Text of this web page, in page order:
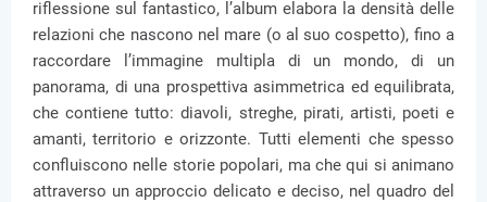
riflessione sul fantastico, l’album elabora la densità delle
relazioni che nascono nel mare (o al suo cospetto), fino a
raccordare l’immagine multipla di un mondo, di un
panorama, di una prospettiva asimmetrica ed equilibrata,
che contiene tutto: diavoli, streghe, pirati, artisti, poeti e
amanti, territorio e orizzonte. Tutti elementi che spesso
confluiscono nelle storie popolari, ma che qui si animano
attraverso un approccio delicato e deciso, nel quadro del